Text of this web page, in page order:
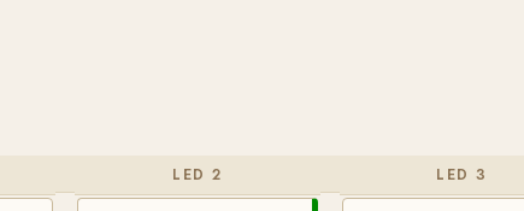
LED 2 LED 3